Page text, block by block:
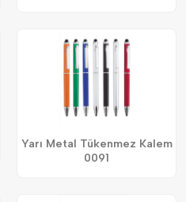
Yarı Metal Tükenmez Kalem
0091